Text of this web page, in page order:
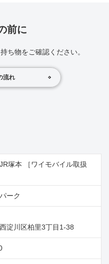
前に
ち物をご確認ください。
流れ
塚本 ［ワイモバイル取扱
ーク
淀川区柏里3丁目1‐38